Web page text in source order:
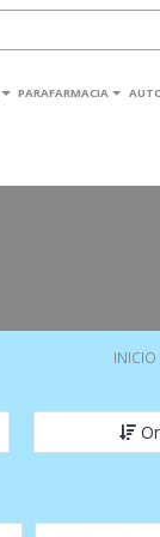
PARAFARMACIA
INICIO